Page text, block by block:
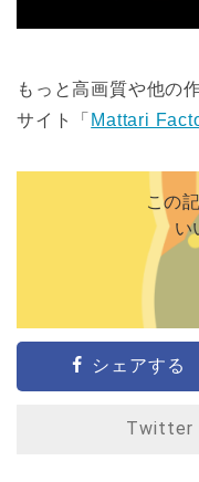
もっと高画質や他の
サイト「 Mattari
この
い
シェアする
Twitter